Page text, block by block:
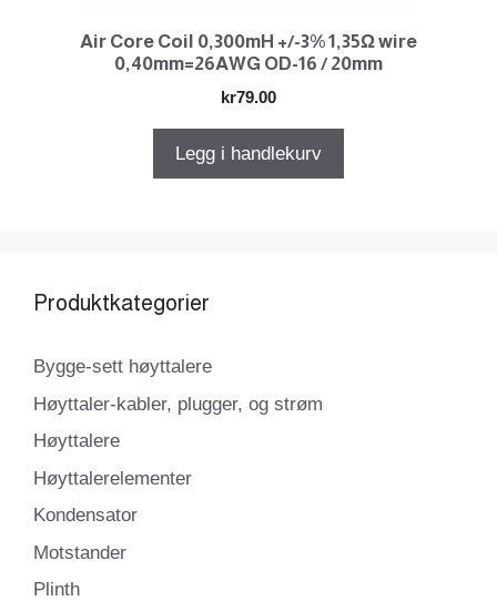
Air Core Coil 0,300mH +/-3% 1,35Ω wire
0,40mm=26AWG OD-16 / 20mm
kr79.00
Legg i handlekurv
Produktkategorier
Bygge-sett høyttalere
Høyttaler-kabler, plugger, og strøm
Høyttalere
Høyttalerelementer
Kondensator
Motstander
Plinth